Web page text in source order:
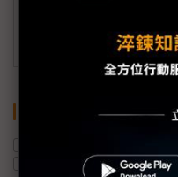
訂閱DIGITIMES 行動版
馬來西亞